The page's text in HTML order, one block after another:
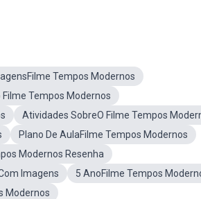
Tempos Modernos
Filme Tempos Modernos
Atividades SobreO Filme Tempos
Plano De AulaFilme Tempos Modernos
Modernos Resenha
Imagens
5 AnoFilme Tempos
Modernos